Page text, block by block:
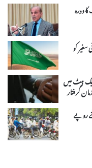
عرب کا دورہ
کو
ایک ہٹ میں
روپے